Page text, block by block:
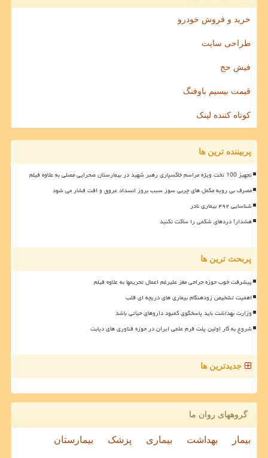
خرید و فروش خودرو
طراحی سایت
فیش حج
قیمت بیسیم باوفنگ
کوتاه کننده لینک
پربیننده ترین ها
تجهیز 100 تخت ویژه مراسم خاکسپاری رهبر شهید در بیمارستان صحرایی مصلی به علاوه فیلم
مصرف بی رویه مکمل های چربی سوز سبب بروز انسداد عروق و افت فشار می شود
شناسایی ۴۹۲ بیماری نادر
هشدار! دردهای شکمی را ساکت نکنید
پربحث ترین ها
پیشرفت خوب حوزه جراحی مغز علیرغم اعمال تحریمها به علاوه فیلم
اهمیت تشخیص زودهنگام بیماری های دریچه ای قلب
وزارت بهداشت باید پاسخگوی کمبود داروهای حیاتی باشد
شروع به کار اولین پلت فرم علمی ایران در حوزه فناوری های دیابت
جدیدترین ها
گروههای روان ما
بیمار بهداشت بیماری پزشک بیمارستان